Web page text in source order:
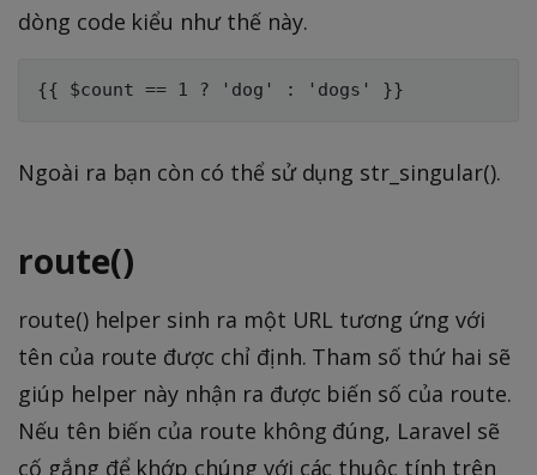
dòng code kiểu như thế này.
Ngoài ra bạn còn có thể sử dụng str_singular().
route()
route() helper sinh ra một URL tương ứng với
tên của route được chỉ định. Tham số thứ hai sẽ
giúp helper này nhận ra được biến số của route.
Nếu tên biến của route không đúng, Laravel sẽ
cố gắng để khớp chúng với các thuộc tính trên